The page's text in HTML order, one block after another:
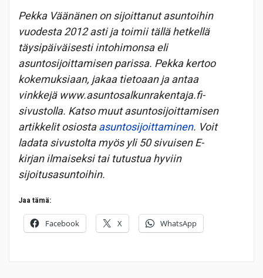
Pekka Väänänen on sijoittanut asuntoihin
vuodesta 2012 asti ja toimii tällä hetkellä
täysipäiväisesti intohimonsa eli
asuntosijoittamisen parissa. Pekka kertoo
kokemuksiaan, jakaa tietoaan ja antaa
vinkkejä www.asuntosalkunrakentaja.fi-
sivustolla. Katso muut asuntosijoittamisen
artikkelit osiostaasuntosijoittaminen. Voit
ladata sivustolta myös yli 50 sivuisen E-
kirjan ilmaiseksi tai tutustua hyviin
sijoitusasuntoihin.
Jaa tämä:
Facebook X WhatsApp